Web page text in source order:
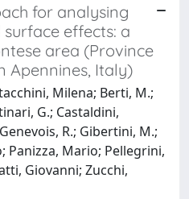
for analysing
effects: a
area (Province
Apennines, Italy)
Milena; Berti, M.;
G.; Castaldini,
R.; Gibertini, M.;
Panizza, Mario; Pellegrini,
Giovanni; Zucchi,